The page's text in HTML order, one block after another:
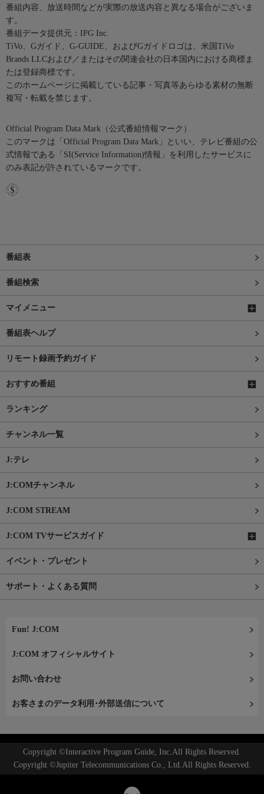
番組内容、放送時間などが実際の放送内容と異なる場合がございま
す。
番組データ提供元：IPG Inc.
TiVo、Gガイド、G-GUIDE、およびGガイドロゴは、米国TiVo
Brands LLCおよび／またはその関連会社の日本国内における商標ま
たは登録商標です。
このホームページに掲載している記事・写真等あらゆる素材の無断
複写・転載を禁じます。
Official Program Data Mark（公式番組情報マーク）
このマークは「Official Program Data Mark」といい、テレビ番組の公
式情報である「SI(Service Information)情報」を利用したサービスに
のみ表記が許されているマークです。
番組表
番組検索
マイメニュー
番組表ヘルプ
リモート録画予約ガイド
おすすめ番組
ランキング
チャンネル一覧
J:テレ
J:COMチャンネル
J:COM STREAM
J:COM TVサービスガイド
イベント・プレゼント
サポート・よくある質問
Fun! J:COM
J:COM オフィシャルサイト
お問い合わせ
お客さまのデータ利用･外部送信について
Copyright ©Interactive Program Guide, Inc.All Rights Reserved.
Copyright ©Jupiter Telecommunications Co., Ltd.All Rights Reserved.